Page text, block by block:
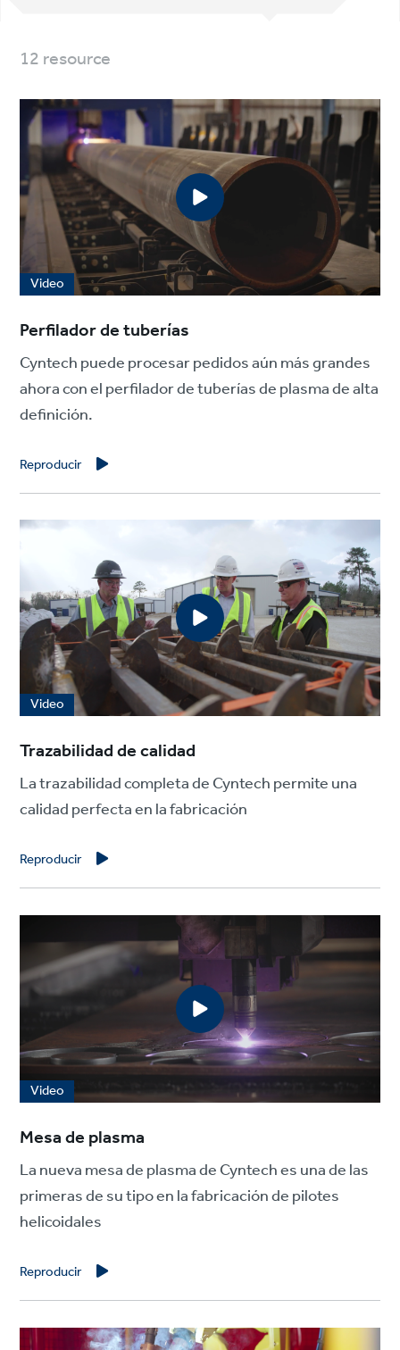
12 resource
Video
Perfilador de tuberías
Cyntech puede procesar pedidos aún más grandes
ahora con el perfilador de tuberías de plasma de alta
definición.
Reproducir
Video
Trazabilidad de calidad
La trazabilidad completa de Cyntech permite una
calidad perfecta en la fabricación
Reproducir
Video
Mesa de plasma
La nueva mesa de plasma de Cyntech es una de las
primeras de su tipo en la fabricación de pilotes
helicoidales
Reproducir